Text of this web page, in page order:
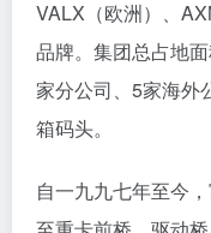
VALX（欧洲）、
品牌。集团总占地
家分公司、5家海外
箱码头。
自一九九七年至今